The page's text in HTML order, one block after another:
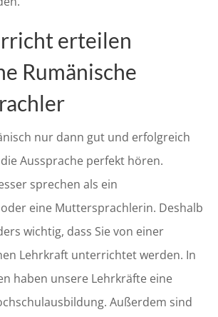
erteilen
Rumänische
nur dann gut und erfolgreich
Aussprache perfekt hören.
sprechen als ein
eine Muttersprachlerin. Deshalb
wichtig, dass Sie von einer
Lehrkraft unterrichtet werden. In
haben unsere Lehrkräfte eine
Außerdem sind